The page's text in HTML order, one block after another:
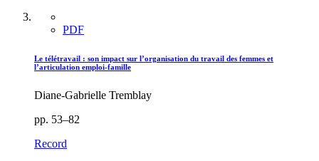
PDF
Le télétravail : son impact sur l’organisation du travail des femmes et
l’articulation emploi-famille
Diane-Gabrielle Tremblay
pp. 53–82
Record